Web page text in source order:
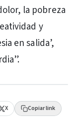
la pobreza
y
en salida’,
X Copiar link